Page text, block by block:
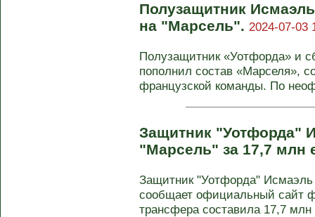
Полузащитник
на "Марсель". 2024-07-03
Полузащитник «Уотфорда» и
пополнил состав «Марселя»,
французской команды. По
Защитник "Уотфорда"
"Марсель" за 17,7 млн
Защитник "Уотфорда"
сообщает официальный сайт
трансфера составила 17,7 млн